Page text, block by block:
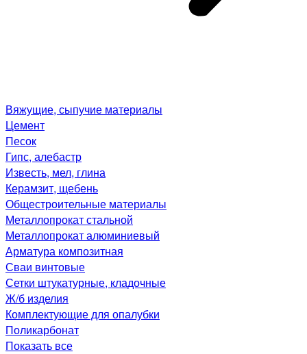
Вяжущие, сыпучие материалы
Цемент
Песок
Гипс, алебастр
Известь, мел, глина
Керамзит, щебень
Общестроительные материалы
Металлопрокат стальной
Металлопрокат алюминиевый
Арматура композитная
Сваи винтовые
Сетки штукатурные, кладочные
Ж/б изделия
Комплектующие для опалубки
Поликарбонат
Показать все